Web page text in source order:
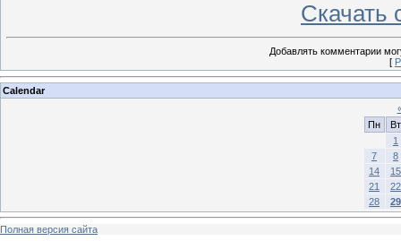
Скачать
Добавлять комментарии
[
Calendar
Пн
Вт
1
7
8
14
15
21
22
28
29
Полная версия сайта